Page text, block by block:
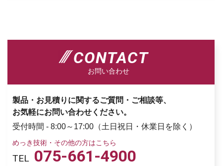
CONTACT
お問い合わせ
製品・お見積りに関するご質問・ご相談等、
お気軽にお問い合わせください。
受付時間 - 8:00～17:00（土日祝日・休業日を除く）
めっき技術・その他の方はこちら
TEL 075-661-4900